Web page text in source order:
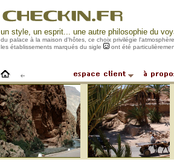
un style, un esprit... une autre philosophie du
du palace à la maison d'hôtes, ce choix privilégie
les établissements marqués du sigle
ont été